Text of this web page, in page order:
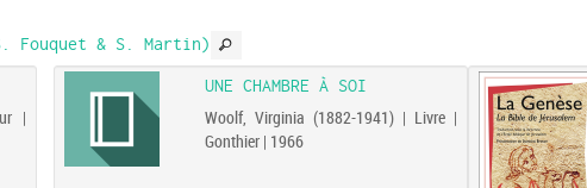
Fouquet & S. Martin)
|
UNE CHAMBRE À SOI
Woolf, Virginia (1882-1941) | Livre |
Gonthier | 1966